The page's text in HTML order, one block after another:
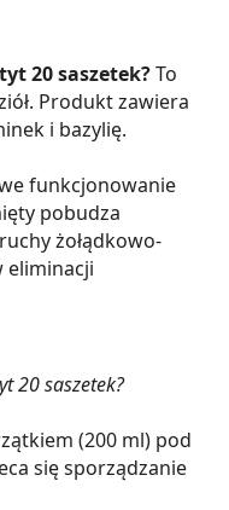
20 saszetek?To
Produkt zawiera
i bazylię.
funkcjonowanie
pobudza
żołądkowo-
eliminacji
20 saszetek?
(200 ml) pod
się sporządzanie